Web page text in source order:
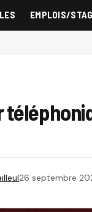
EMPLOIS/
26 septembre